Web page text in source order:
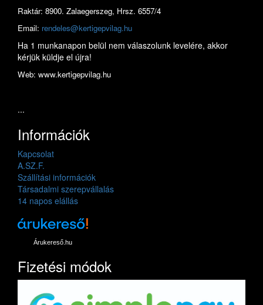
Raktár: 8900. Zalaegerszeg, Hrsz. 6557/4
Email: rendeles@kertigepvilag.hu
Ha 1 munkanapon belül nem válaszolunk levelére, akkor
kérjük küldje el újra!
Web: www.kertigepvilag.hu
...
Információk
Kapcsolat
A.SZ.F.
Szállítási információk
Társadalmi szerepvállalás
14 napos elállás
Árukereső.hu
Fizetési módok